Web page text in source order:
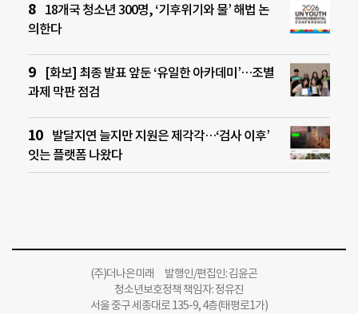
18개국 청소년 300명, ‘기후위기와 물’ 해법 논
의한다
[화보] 최종 발표 앞둔 ‘유일한 아카데미’…조별
과제 막판 점검
발달지연 늘지만 지원은 제각각…‘검사 이후’
잇는 플랫폼 나왔다
(주)더나은미래 발행인/편집인: 김윤곤
청소년보호정책 책임자: 정유진
서울 중구 세종대로 135-9, 4층(태평로1가)